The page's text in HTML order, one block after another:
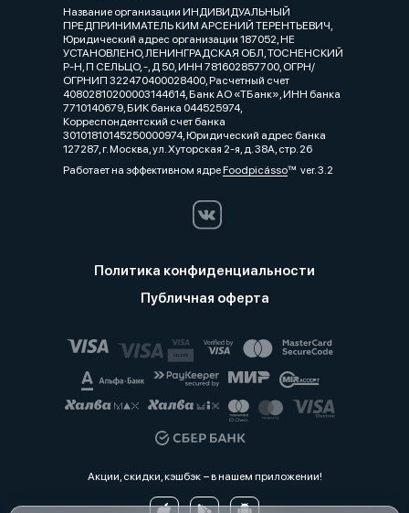
Название организации ИНДИВИДУАЛЬНЫЙ
ПРЕДПРИНИМАТЕЛЬ КИМ АРСЕНИЙ ТЕРЕНТЬЕВИЧ,
Юридический адрес организации 187052, НЕ
УСТАНОВЛЕНО, ЛЕНИНГРАДСКАЯ ОБЛ, ТОСНЕНСКИЙ
Р-Н, П СЕЛЬЦО, -, Д 50, ИНН 781602857700, ОГРН/
ОГРНИП 322470400028400, Расчетный счет
40802810200003144614, Банк АО «ТБанк», ИНН банка
7710140679, БИК банка 044525974,
Корреспондентский счет банка
30101810145250000974, Юридический адрес банка
127287, г. Москва, ул. Хуторская 2-я, д. 38А, стр. 26
Работает на эффективном ядреFoodpicássover. 3.2
Политика конфиденциальности
Публичная оферта
Акции, скидки, кэшбэк − в нашем приложении!